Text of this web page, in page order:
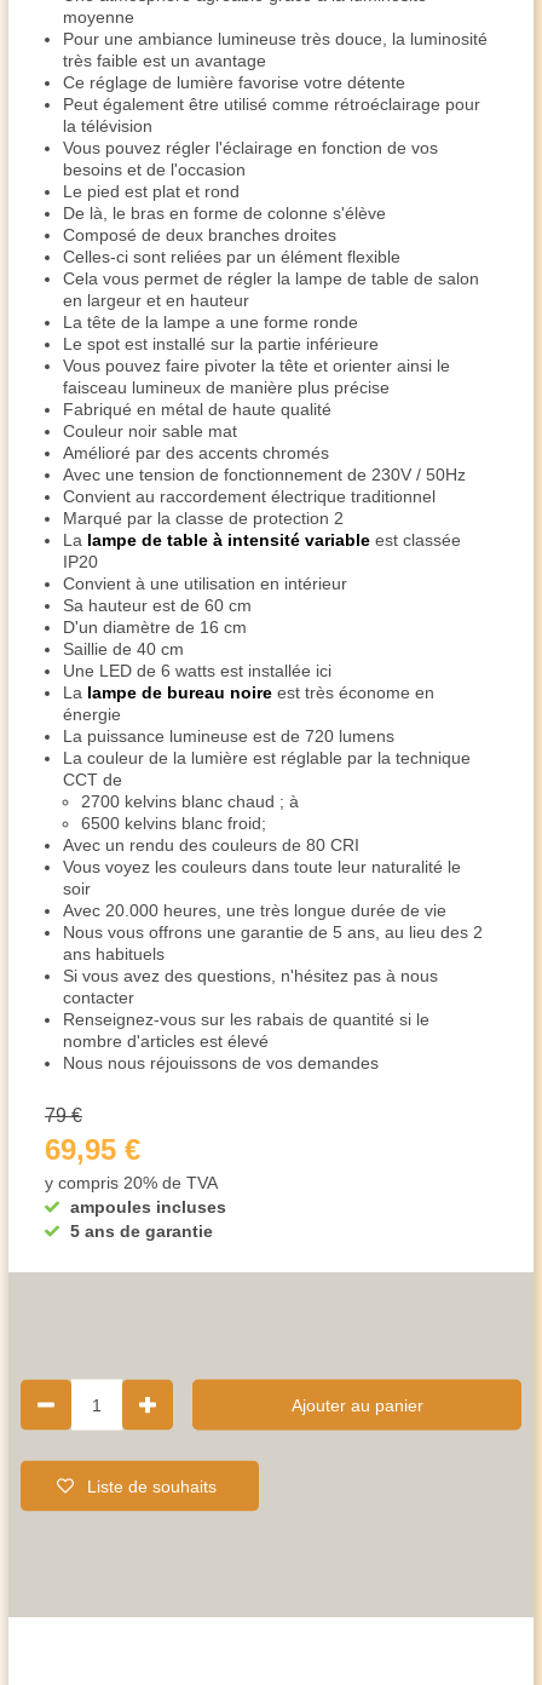
moyenne
Pour une ambiance lumineuse très douce, la luminosité
très faible est un avantage
Ce réglage de lumière favorise votre détente
Peut également être utilisé comme rétroéclairage pour
la télévision
Vous pouvez régler l'éclairage en fonction de vos
besoins et de l'occasion
Le pied est plat et rond
De là, le bras en forme de colonne s'élève
Composé de deux branches droites
Celles-ci sont reliées par un élément flexible
Cela vous permet de régler la lampe de table de salon
en largeur et en hauteur
La tête de la lampe a une forme ronde
Le spot est installé sur la partie inférieure
Vous pouvez faire pivoter la tête et orienter ainsi le
faisceau lumineux de manière plus précise
Fabriqué en métal de haute qualité
Couleur noir sable mat
Amélioré par des accents chromés
Avec une tension de fonctionnement de 230V / 50Hz
Convient au raccordement électrique traditionnel
Marqué par la classe de protection 2
La lampe de table à intensité variable est classée
IP20
Convient à une utilisation en intérieur
Sa hauteur est de 60 cm
D'un diamètre de 16 cm
Saillie de 40 cm
Une LED de 6 watts est installée ici
La lampe de bureau noire est très économe en
énergie
La puissance lumineuse est de 720 lumens
La couleur de la lumière est réglable par la technique
CCT de
2700 kelvins blanc chaud ; à
6500 kelvins blanc froid;
Avec un rendu des couleurs de 80 CRI
Vous voyez les couleurs dans toute leur naturalité le
soir
Avec 20.000 heures, une très longue durée de vie
Nous vous offrons une garantie de 5 ans, au lieu des 2
ans habituels
Si vous avez des questions, n'hésitez pas à nous
contacter
Renseignez-vous sur les rabais de quantité si le
nombre d'articles est élevé
Nous nous réjouissons de vos demandes
ampoules incluses
5 ans de garantie
79 €
69,95 €
y compris 20% de TVA
1 Ajouter au panier
Liste de souhaits